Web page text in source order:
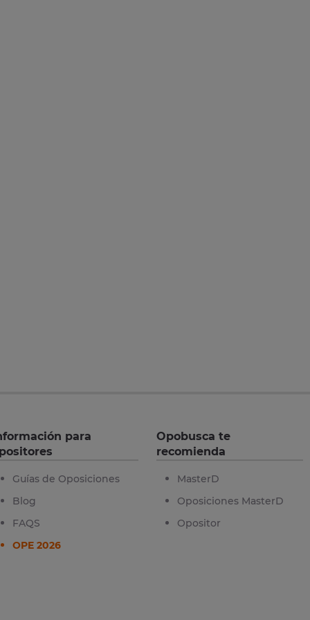
para
Guías de Oposiciones
Blog
FAQS
OPE 2026
Opobusca te
recomienda
MasterD
Oposiciones MasterD
Opositor